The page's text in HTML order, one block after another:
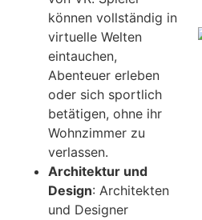
können vollständig in
virtuelle Welten
eintauchen,
Abenteuer erleben
oder sich sportlich
betätigen, ohne ihr
Wohnzimmer zu
verlassen.
Architektur und
Design: Architekten
und Designer